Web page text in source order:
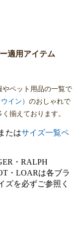
適用アイテム
やペット用品の一覧で
イン） のおしゃれで
揃えております。
たはサイズ一覧ペ
・RALPH
・LOARは各ブラ
ズを必ずご参照く